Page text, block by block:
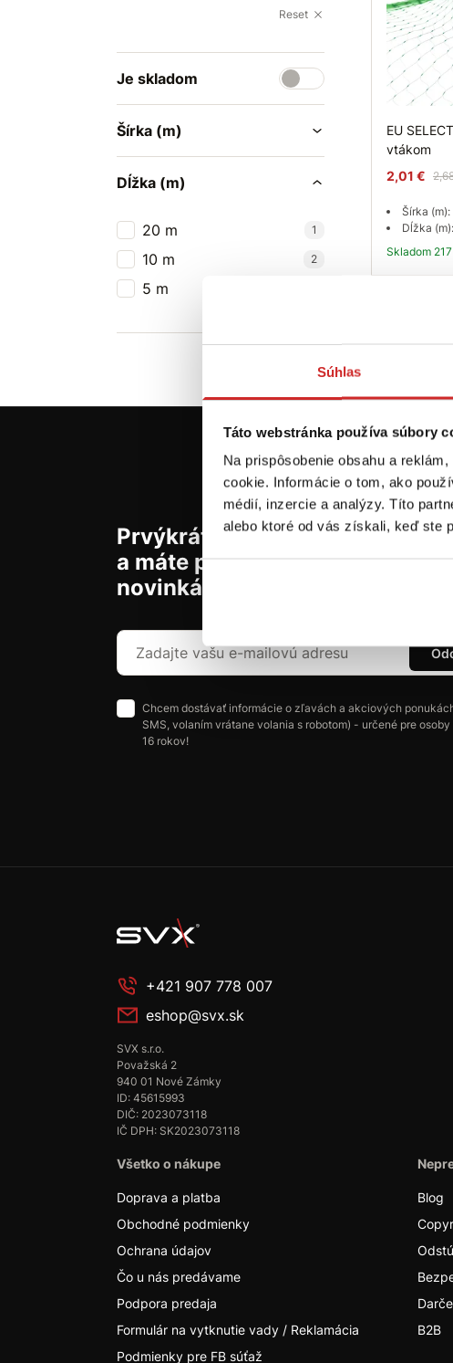
Súhlas
Táto webstránka používa súbory
Na prispôsobenie obsahu a
cookie. Informácie o tom, ako
médií, inzercie a analýzy. Títo
alebo ktoré od vás získali, keď ste
Reset
Je skladom
Šírka (m)
Dĺžka (m)
20 m 1
10 m 2
5 m
EU
vtákom
2,01 €
Šírka (m):
Dĺžka
Skladom
Prvýkrát na svx.sk?
a máte prehľad o aktuálnych
novinkách a akciách.
Chcem dostávať informácie o zľavách a akciových
SMS, volaním vrátane volania s robotom) - určené pre
16 rokov!
+421 907 778 007
eshop@svx.sk
SVX s.r.o.
Považská 2
940 01 Nové Zámky
ID: 45615993
DIČ: 2023073118
IČ DPH: SK2023073118
Všetko o nákupe
Doprava a platba
Obchodné podmienky
Ochrana údajov
Čo u nás predávame
Podpora predaja
Formulár na vytknutie vady / Reklamácia
Podmienky pre FB súťaž
Blog
B2B